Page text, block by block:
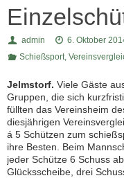
admin
6. Oktober
Schießsport,
Jelmstorf. Viele Gäste
Gruppen, die sich
füllten das Vereinsheim
diesjährigen
á 5 Schützen zum
ihre Besten. Beim
jeder Schütze 6 Schuss
Glücksscheibe, drei